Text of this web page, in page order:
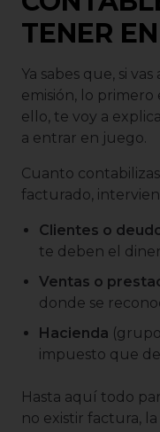
TENER
Ya sabes que, si
emisión, lo primero
ello, te voy a
a entrar en juego.
Cuanto
facturado,
Clientes o
te deben el
Ventas o
donde se
Hacienda
impuesto que
Hasta aquí todo
no existir factura,